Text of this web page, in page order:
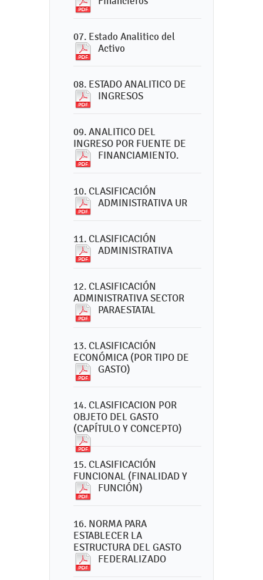
07. Estado Analitico del
Activo
08. ESTADO ANALITICO DE
INGRESOS
09. ANALITICO DEL
INGRESO POR FUENTE DE
FINANCIAMIENTO.
10. CLASIFICACIÓN
ADMINISTRATIVA UR
11. CLASIFICACIÓN
ADMINISTRATIVA
12. CLASIFICACIÓN
ADMINISTRATIVA SECTOR
PARAESTATAL
13. CLASIFICACIÓN
ECONÓMICA (POR TIPO DE
GASTO)
14. CLASIFICACION POR
OBJETO DEL GASTO
(CAPÍTULO Y CONCEPTO)
15. CLASIFICACIÓN
FUNCIONAL (FINALIDAD Y
FUNCIÓN)
16. NORMA PARA
ESTABLECER LA
ESTRUCTURA DEL GASTO
FEDERALIZADO